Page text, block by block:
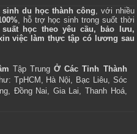
sinh du học thành công, với nhiều
, hỗ trợ học sinh trong suốt thời
học theo yêu cầu, bảo lưu,
việc làm thực tập có lương sau
Tập TrungỞ Các Tỉnh Thành
TpHCM, Hà Nội, Bạc Liêu, Sóc
Đồng Nai, Gia Lai, Thanh Hoá,